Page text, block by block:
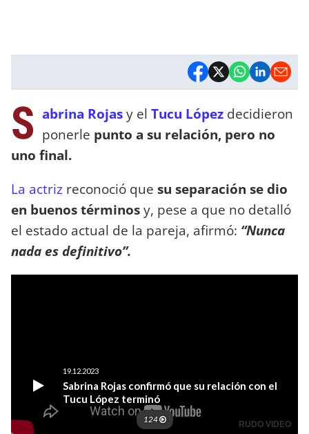
S abrina Rojasy el Tucu López decidieron
ponerle punto a su relación, pero no
uno final.
La actriz reconoció que su separación se dio
en buenos términosy, pese a que no detalló
el estado actual de la pareja, afirmó: “Nunca
nada es definitivo”.